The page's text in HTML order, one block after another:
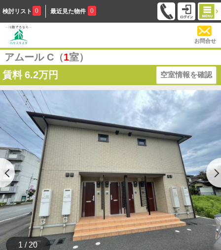
検討リスト 0 最近見た物件 0
お問合せ
アムール C（1室）
賃料 6.2万円 空室情報を確認
1 / 20